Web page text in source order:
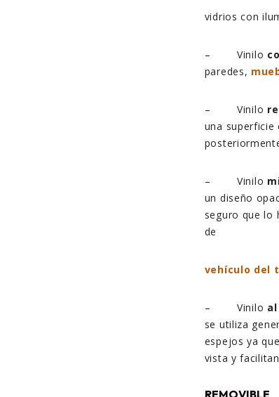
vidrios con
– Vinilo
paredes,
– Vinilo
una superficie
– Vinilo
un diseño
seguro que lo
de
vehículo del
– Vinilo
se utiliza
espejos ya
vista y
REMOVIBLE